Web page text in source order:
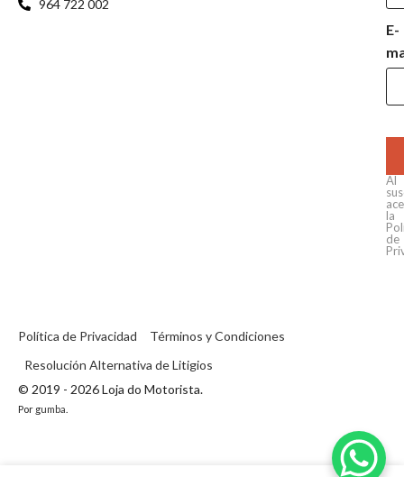
964 722 002
E-
Al
la
de
© 2019 - 2026 Loja do Motorista.
Por gumba
Política de Privacidad
Términos y Condiciones
Resolución Alternativa de Litigios